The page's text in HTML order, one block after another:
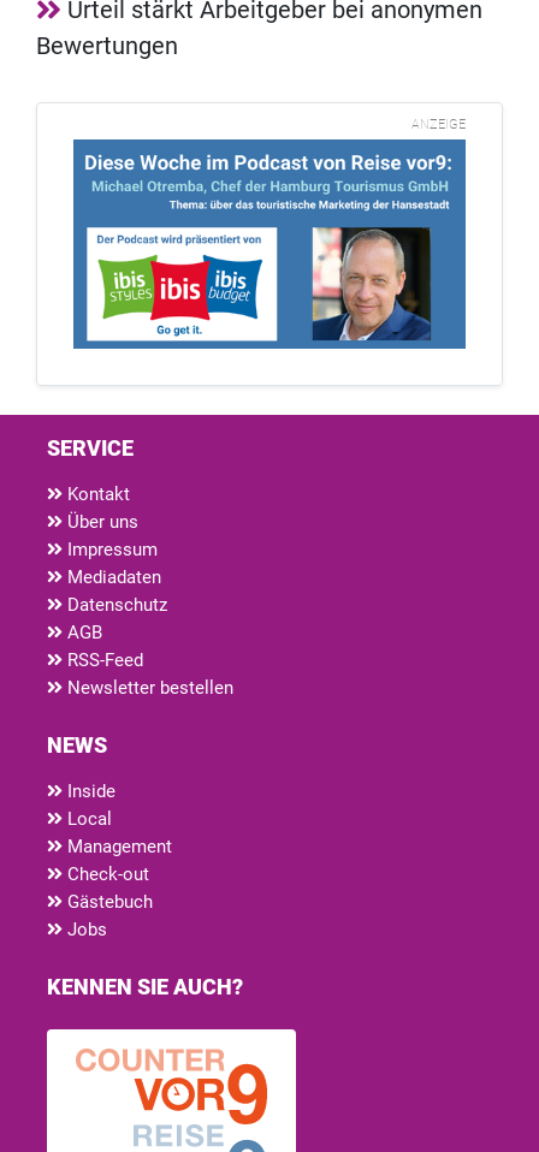
Urteil stärkt Arbeitgeber bei anonymen
Bewertungen
ANZEIGE
SERVICE
Kontakt
Über uns
Impressum
Mediadaten
Datenschutz
AGB
RSS-Feed
Newsletter bestellen
NEWS
Inside
Local
Management
Check-out
Gästebuch
Jobs
KENNEN SIE AUCH?